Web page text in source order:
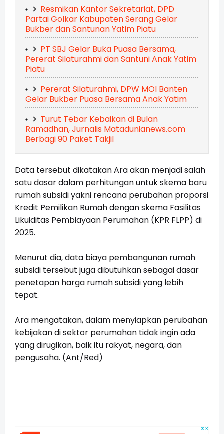
Resmikan Kantor Sekretariat, DPD
Partai Golkar Kabupaten Serang Gelar
Bukber dan Santunan Yatim Piatu
PT SBJ Gelar Buka Puasa Bersama,
Pererat Silaturahmi dan Santuni Anak Yatim
Piatu
Pererat Silaturahmi, DPW MOI Banten
Gelar Bukber Puasa Bersama Anak Yatim
Turut Tebar Kebaikan di Bulan
Ramadhan, Jurnalis Matadunianews.com
Berbagi 90 Paket Takjil
Data tersebut dikatakan Ara akan menjadi salah
satu dasar dalam perhitungan untuk skema baru
rumah subsidi yakni rencana perubahan proporsi
Kredit Pemilikan Rumah dengan skema Fasilitas
Likuiditas Pembiayaan Perumahan (KPR FLPP) di
2025.
Menurut dia, data biaya pembangunan rumah
subsidi tersebut juga dibutuhkan sebagai dasar
penetapan harga rumah subsidi yang lebih
tepat.
Ara mengatakan, dalam menyiapkan perubahan
kebijakan di sektor perumahan tidak ingin ada
yang dirugikan, baik itu rakyat, negara, dan
pengusaha. (Ant/Red)